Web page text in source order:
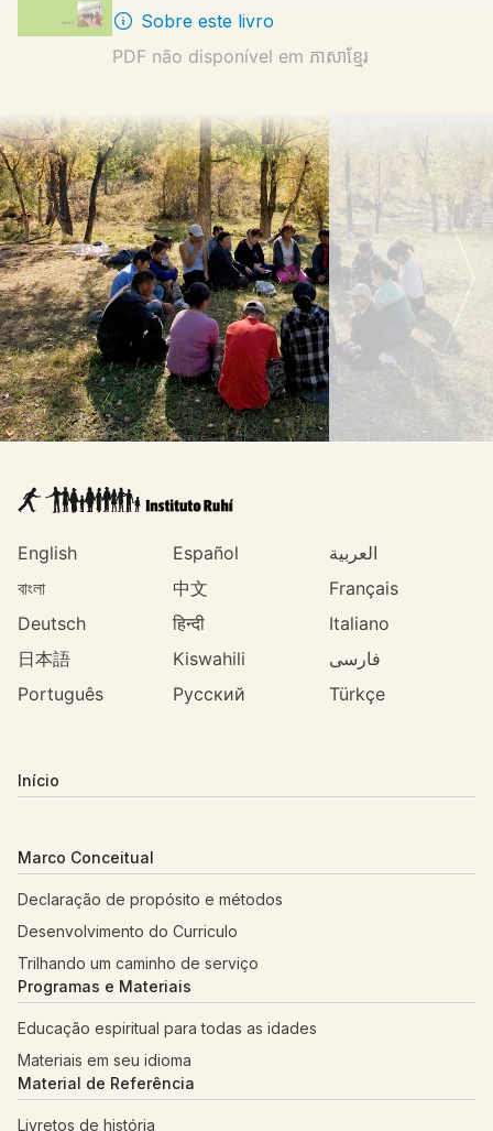
Sobre este livro
PDF não disponível emភាសាខ្មែរ
English Español
العربية
বাংলা
中文
Français
Deutsch
हिन्दी
Italiano
日本語
Kiswahili
فارسی
Português
Русский Türkçe
Início
Marco Conceitual
Declaração de propósito e métodos
Desenvolvimento do Curriculo
Trilhando um caminho de serviço
Programas e Materiais
Educação espiritual para todas as idades
Materiais em seu idioma
Material de Referência
Livretos de história